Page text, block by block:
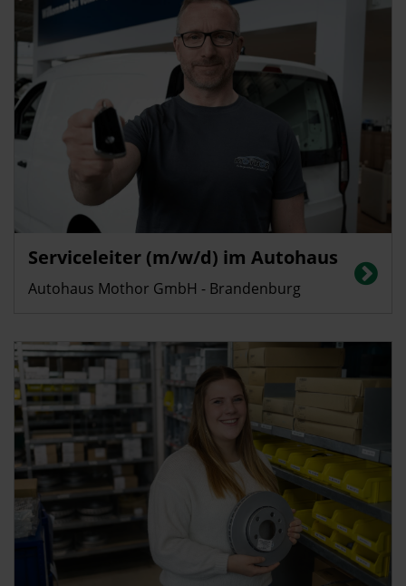
Serviceleiter (m/w/d) im Autohaus
Autohaus Mothor GmbH - Brandenburg